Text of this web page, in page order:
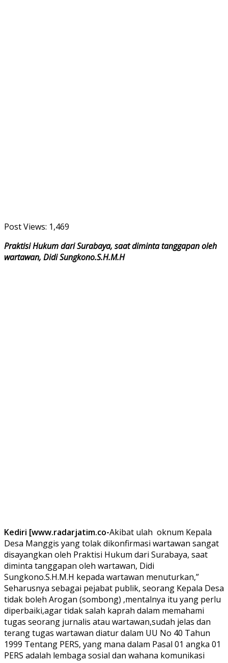
Post Views: 1,469
Praktisi Hukum dari Surabaya, saat diminta tanggapan oleh
wartawan, Didi Sungkono.S.H.M.H
Kediri [www.radarjatim.co-Akibat ulah oknum Kepala
Desa Manggis yang tolak dikonfirmasi wartawan sangat
disayangkan oleh Praktisi Hukum dari Surabaya, saat
diminta tanggapan oleh wartawan, Didi
Sungkono.S.H.M.H kepada wartawan menuturkan,”
Seharusnya sebagai pejabat publik, seorang Kepala Desa
tidak boleh Arogan (sombong) ,mentalnya itu yang perlu
diperbaiki,agar tidak salah kaprah dalam memahami
tugas seorang jurnalis atau wartawan,sudah jelas dan
terang tugas wartawan diatur dalam UU No 40 Tahun
1999 Tentang PERS, yang mana dalam Pasal 01 angka 01
PERS adalah lembaga sosial dan wahana komunikasi